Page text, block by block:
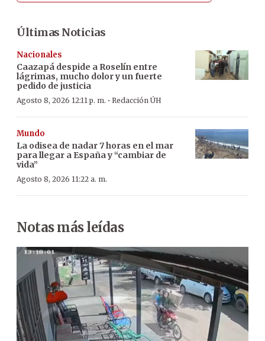
Últimas Noticias
Nacionales
Caazapá despide a Roselín entre
lágrimas, mucho dolor y un fuerte
pedido de justicia
Agosto 8, 2026 12:11 p. m. · Redacción ÚH
Mundo
La odisea de nadar 7 horas en el mar
para llegar a España y “cambiar de
vida”
Agosto 8, 2026 11:22 a. m.
Notas más leídas